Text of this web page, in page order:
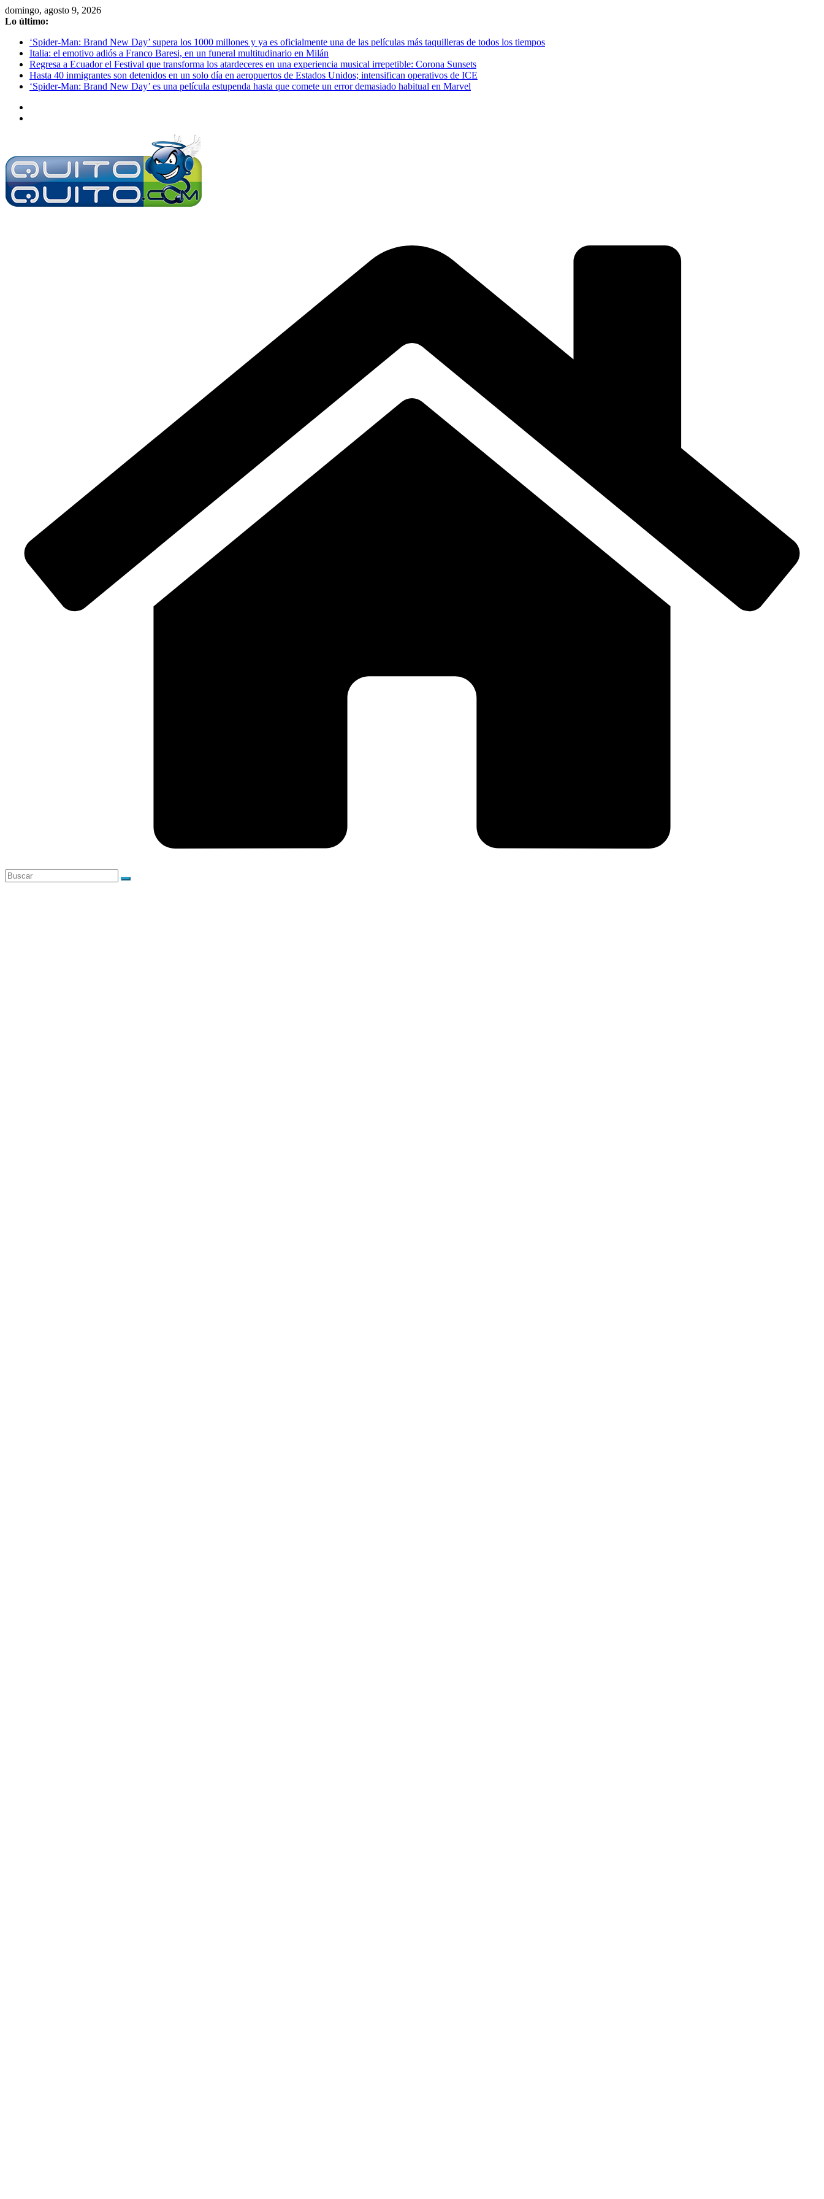
Saltar
al
domingo, agosto 9, 2026
Lo último:
‘Spider-Man: Brand New Day’ supera los 1000 millones y ya es oficialmente una de las películas más taquilleras de todos los tiempos
Italia: el emotivo adiós a Franco Baresi, en un funeral multitudinario en Milán
Regresa a Ecuador el Festival que transforma los atardeceres en una experiencia musical irrepetible: Corona Sunsets
Hasta 40 inmigrantes son detenidos en un solo día en aeropuertos de Estados Unidos; intensifican operativos de ICE
‘Spider-Man: Brand New Day’ es una película estupenda hasta que comete un error demasiado habitual en Marvel